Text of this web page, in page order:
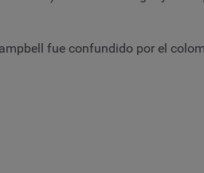
fue confundido por el